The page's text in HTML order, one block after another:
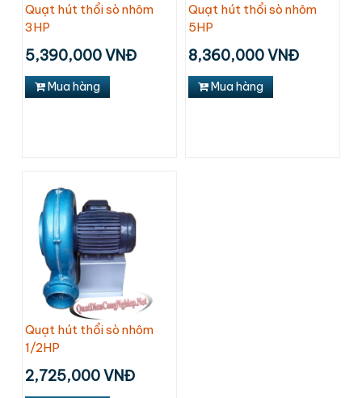
Quạt hút thổi sò nhôm
3HP
5,390,000 VNĐ
Mua hàng
Quạt hút thổi sò nhôm
5HP
8,360,000 VNĐ
Mua hàng
Quạt hút thổi sò nhôm
1/2HP
2,725,000 VNĐ